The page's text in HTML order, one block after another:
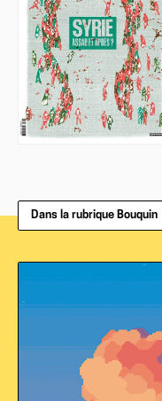
Dans la rubrique Bouquin